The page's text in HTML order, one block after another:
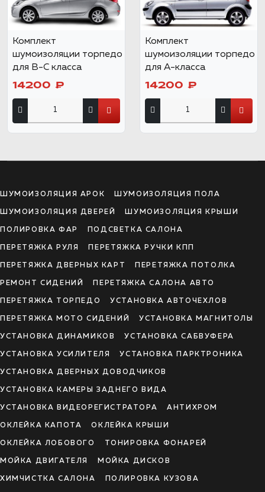
Комплект
шумоизоляции торпедо
для B-C класса
14200 ₽
Комплект
шумоизоляции торпедо
для А-класса
14200 ₽
ШУМОИЗОЛЯЦИЯ АРОК ШУМОИЗОЛЯЦИЯ ПОЛА
ШУМОИЗОЛЯЦИЯ ДВЕРЕЙ ШУМОИЗОЛЯЦИЯ КРЫШИ
ПОЛИРОВКА ФАР ПОДСВЕТКА САЛОНА
ПЕРЕТЯЖКА РУЛЯ ПЕРЕТЯЖКА РУЧКИ КПП
ПЕРЕТЯЖКА ДВЕРНЫХ КАРТ ПЕРЕТЯЖКА ПОТОЛКА
РЕМОНТ СИДЕНИЙ ПЕРЕТЯЖКА САЛОНА АВТО
ПЕРЕТЯЖКА ТОРПЕДО УСТАНОВКА АВТОЧЕХЛОВ
ПЕРЕТЯЖКА МОТО СИДЕНИЙ УСТАНОВКА МАГНИТОЛЫ
УСТАНОВКА ДИНАМИКОВ УСТАНОВКА САБВУФЕРА
УСТАНОВКА УСИЛИТЕЛЯ УСТАНОВКА ПАРКТРОНИКА
УСТАНОВКА ДВЕРНЫХ ДОВОДЧИКОВ
УСТАНОВКА КАМЕРЫ ЗАДНЕГО ВИДА
УСТАНОВКА ВИДЕОРЕГИСТРАТОРА АНТИХРОМ
ОКЛЕЙКА КАПОТА ОКЛЕЙКА КРЫШИ
ОКЛЕЙКА ЛОБОВОГО ТОНИРОВКА ФОНАРЕЙ
МОЙКА ДВИГАТЕЛЯ МОЙКА ДИСКОВ
ХИМЧИСТКА САЛОНА ПОЛИРОВКА КУЗОВА